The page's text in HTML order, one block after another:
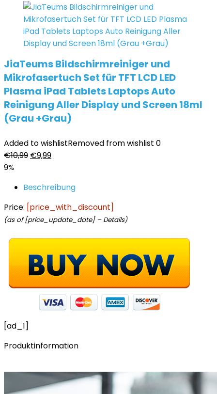
JiaTeums Bildschirmreiniger und
Mikrofasertuch Set für TFT LCD LED
Plasma iPad Tablets Laptops Auto
Reinigung Aller Display und Screen 18ml
(Grau +Grau)
Added to wishlistRemoved from wishlist 0
€10,99 Ursprünglicher
€10,99
€9,99Aktueller
€9,99.
9%
Beschreibung
Price: [price_with_discount]
(as of [price_update_date] – Details)
[ad_1]
Produktinformation